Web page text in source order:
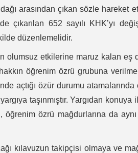
arasından çıkan sözle hareket
çıkarılan 652 sayılı KHK’yı
düzenlemelidir.
olumsuz etkilerine maruz kalan eş
öğrenim özrü grubuna
açtığı özür durumu
taşınmıştır. Yargıdan konuya
öğrenim özrü mağdurlarına da
kılavuzun takipçisi olmaya ve